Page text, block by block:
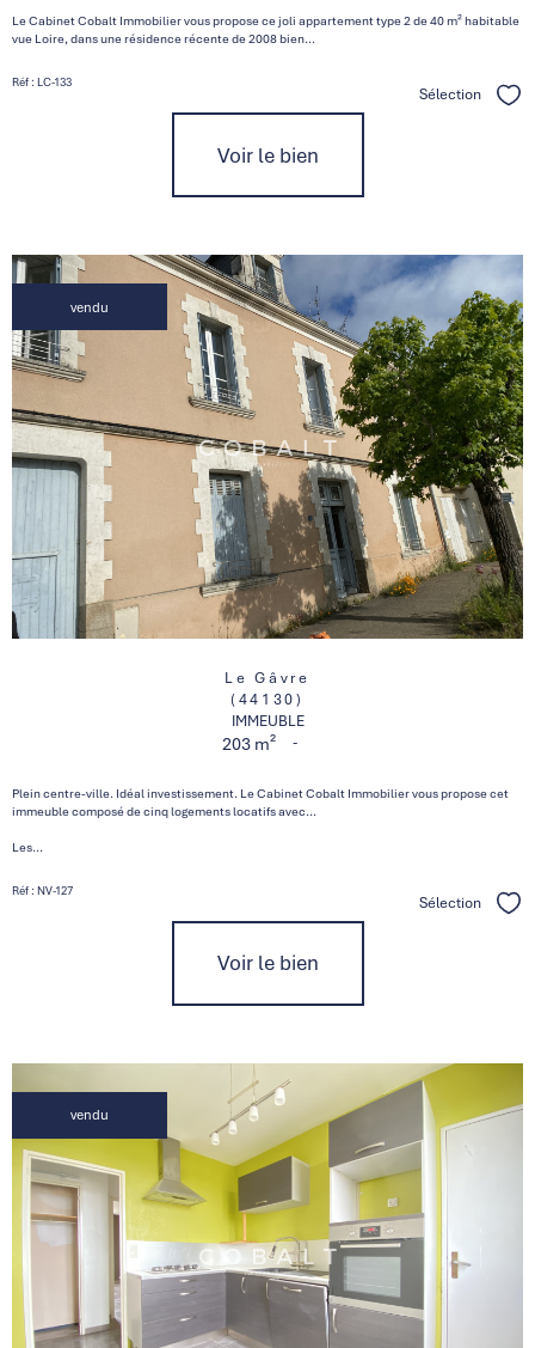
Le Cabinet Cobalt Immobilier vous propose ce joli appartement type 2 de 40 m² habitable
vue Loire, dans une résidence récente de 2008 bien...
Réf : LC-133
Sélection
Voir le bien
vendu
Le Gâvre
(44130)
IMMEUBLE
203 m² -
Plein centre-ville. Idéal investissement. Le Cabinet Cobalt Immobilier vous propose cet
immeuble composé de cinq logements locatifs avec...
Les...
Réf : NV-127
Sélection
Voir le bien
vendu